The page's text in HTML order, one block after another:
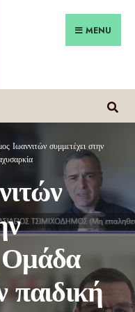
MENU
Ιωαννιτών συμμετέχει στην
Ομάδα
παιδική